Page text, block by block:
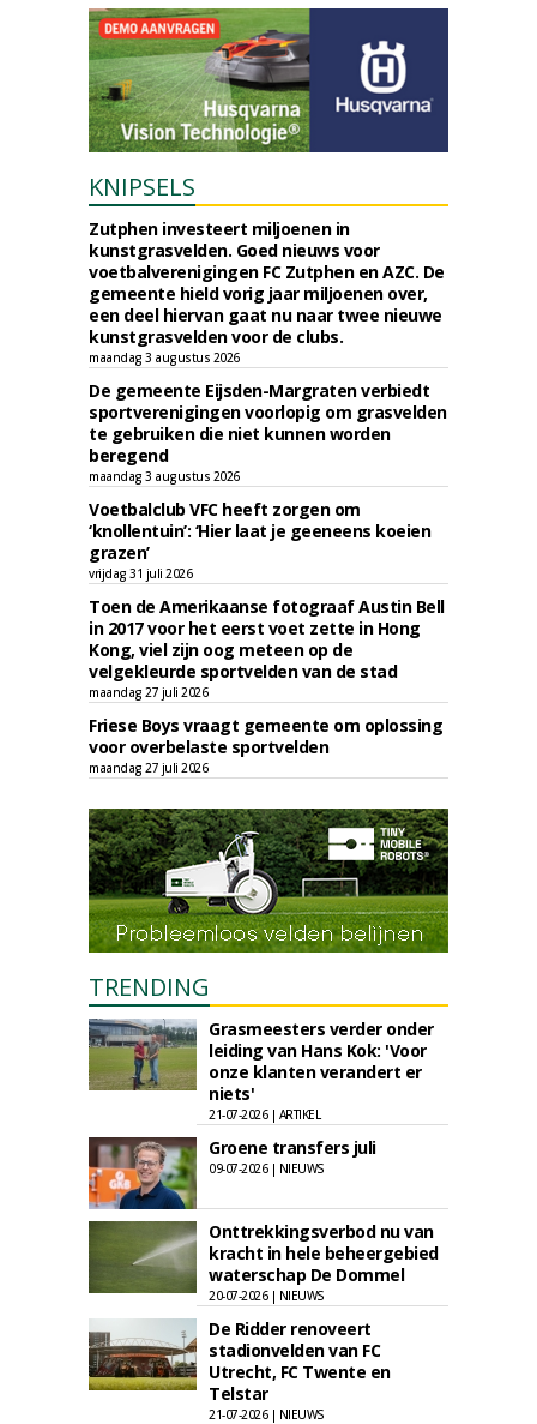
KNIPSELS
Zutphen investeert miljoenen in
kunstgrasvelden. Goed nieuws voor
voetbalverenigingen FC Zutphen en AZC. De
gemeente hield vorig jaar miljoenen over,
een deel hiervan gaat nu naar twee nieuwe
kunstgrasvelden voor de clubs.
maandag 3 augustus 2026
De gemeente Eijsden-Margraten verbiedt
sportverenigingen voorlopig om grasvelden
te gebruiken die niet kunnen worden
beregend
maandag 3 augustus 2026
Voetbalclub VFC heeft zorgen om
‘knollentuin’: ‘Hier laat je geeneens koeien
grazen’
vrijdag 31 juli 2026
Toen de Amerikaanse fotograaf Austin Bell
in 2017 voor het eerst voet zette in Hong
Kong, viel zijn oog meteen op de
velgekleurde sportvelden van de stad
maandag 27 juli 2026
Friese Boys vraagt gemeente om oplossing
voor overbelaste sportvelden
maandag 27 juli 2026
TRENDING
Grasmeesters verder onder
leiding van Hans Kok: 'Voor
onze klanten verandert er
niets'
21-07-2026 | ARTIKEL
Groene transfers juli
09-07-2026 | NIEUWS
Onttrekkingsverbod nu van
kracht in hele beheergebied
waterschap De Dommel
20-07-2026 | NIEUWS
De Ridder renoveert
stadionvelden van FC
Utrecht, FC Twente en
Telstar
21-07-2026 | NIEUWS